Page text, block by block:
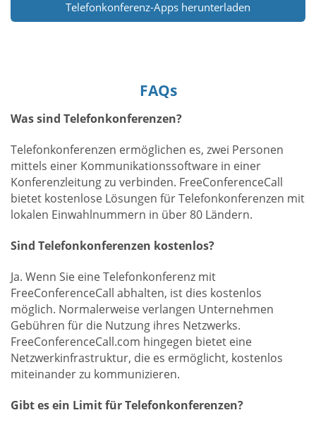
Telefonkonferenz-Apps herunterladen
FAQs
Was sind Telefonkonferenzen?
Telefonkonferenzen ermöglichen es, zwei Personen
mittels einer Kommunikationssoftware in einer
Konferenzleitung zu verbinden. FreeConferenceCall
bietet kostenlose Lösungen für Telefonkonferenzen mit
lokalen Einwahlnummern in über 80 Ländern.
Sind Telefonkonferenzen kostenlos?
Ja. Wenn Sie eine Telefonkonferenz mit
FreeConferenceCall abhalten, ist dies kostenlos
möglich. Normalerweise verlangen Unternehmen
Gebühren für die Nutzung ihres Netzwerks.
FreeConferenceCall.com hingegen bietet eine
Netzwerkinfrastruktur, die es ermöglicht, kostenlos
miteinander zu kommunizieren.
Gibt es ein Limit für Telefonkonferenzen?